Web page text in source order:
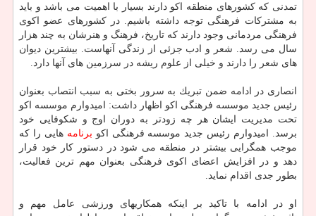
تمدنی كه كشورهای منطقه اكو دارند بسیار با اهمیت می باشد و باید
به مشتركات فرهنگی توجه داشته باشیم. در كشورهای عضو اكوی
فرهنگی مردمانی وجود دارند كه تاریخ، فرهنگ و هنرشان به چند هزار
سال می رسد. شعر و ادب جزئی از زندگی آنهاست. بیشترین دیوان
های شعر را دارند و خیلی از علوم ریشه در سرزمین های آنها دارد.
انصاری در ادامه ضمن تبریك به سرور بختی به سبب انتصاب بعنوان
رئیس جدید موسسه فرهنگی اكو اظهار داشت: امیدوارم موسسه اكو
تحت مدیریت ایشان هر چه زودتر به دوران اوج و شكوفایی خود
برسد. امیدوارم رئیس جدید موسسه فرهنگی اكو برنامه هایی را كه
موجب همگرایی بیشتر در منطقه می شود در دستور كار خود قرار
دهد و در افزایش اعضای اكوی فرهنگی بعنوان مهم ترین فعالیت،
بطور جدی اقدام نماید.
او در ادامه با تاكید بر اینكه همكاریهای ورزشی عامل مهم و